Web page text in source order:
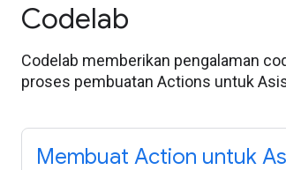
Codelab
Codelab memberikan pengalaman
proses pembuatan Actions untuk
Membuat Action untuk